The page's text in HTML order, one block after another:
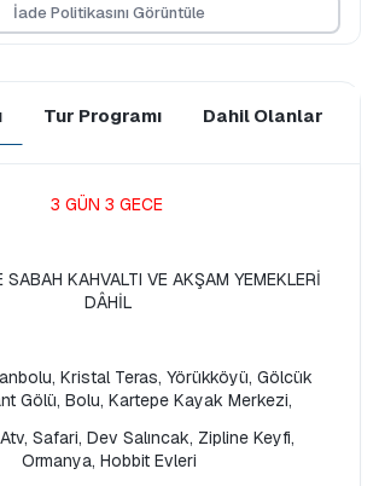
İade Politikasını Görüntüle
Tur Programı Dahil Olanlar
3 GÜN 3 GECE
SABAH KAHVALTI VE AKŞAM YEMEKLERİ
DÂHİL
Kristal Teras, Yörükköyü, Gölcük
Gölü, Bolu, Kartepe Kayak Merkezi,
Safari, Dev Salıncak, Zipline Keyfi,
Ormanya, Hobbit Evleri